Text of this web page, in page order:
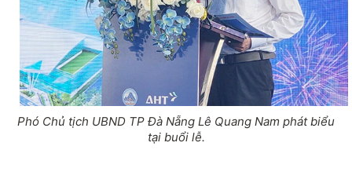
Phó Chủ tịch UBND TP Đà Nẵng Lê Quang Nam phát biểu
tại buổi lễ.